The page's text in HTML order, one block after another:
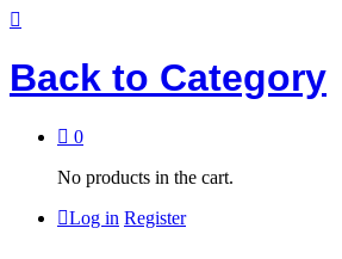
Back to Category
0
No products in the cart.
Log in Register